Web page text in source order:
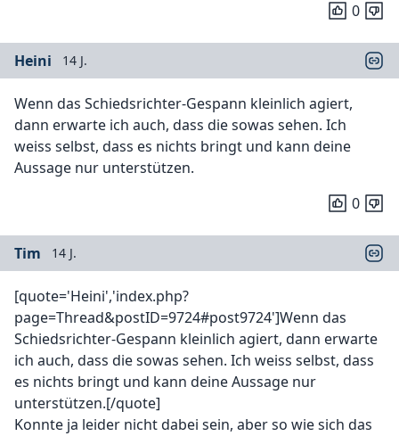
0
Heini 14 J.
Wenn das Schiedsrichter-Gespann kleinlich agiert,
dann erwarte ich auch, dass die sowas sehen. Ich
weiss selbst, dass es nichts bringt und kann deine
Aussage nur unterstützen.
0
Tim 14 J.
[quote='Heini','index.php?
page=Thread&postID=9724#post9724']Wenn das
Schiedsrichter-Gespann kleinlich agiert, dann erwarte
ich auch, dass die sowas sehen. Ich weiss selbst, dass
es nichts bringt und kann deine Aussage nur
unterstützen.[/quote]
Konnte ja leider nicht dabei sein, aber so wie sich das